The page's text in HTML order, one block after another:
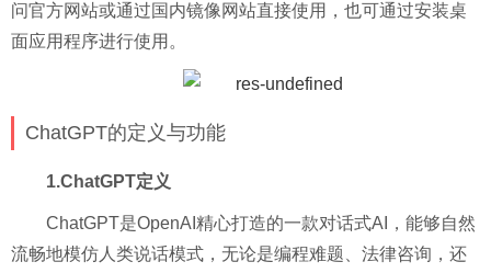
问官方网站或通过国内镜像网站直接使用，也可通过安装桌
面应用程序进行使用。
ChatGPT的定义与功能
1.ChatGPT定义
ChatGPT是OpenAI精心打造的一款对话式AI，能够自然
流畅地模仿人类说话模式，无论是编程难题、法律咨询，还